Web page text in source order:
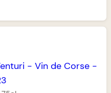
-Vin de Corse -